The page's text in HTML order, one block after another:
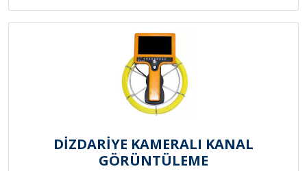
DİZDARİYE KAMERALI KANAL
GÖRÜNTÜLEME